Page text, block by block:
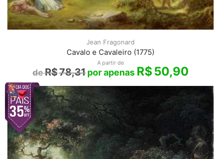
Jean Fragonard
Cavalo e Cavaleiro (1775)
A partir de
R$78,31 R$50,90